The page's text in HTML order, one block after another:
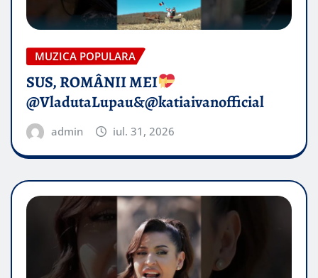
MUZICA POPULARA
SUS, ROMÂNII MEI
@VladutaLupau&@katiaivanofficial
admin iul. 31, 2026